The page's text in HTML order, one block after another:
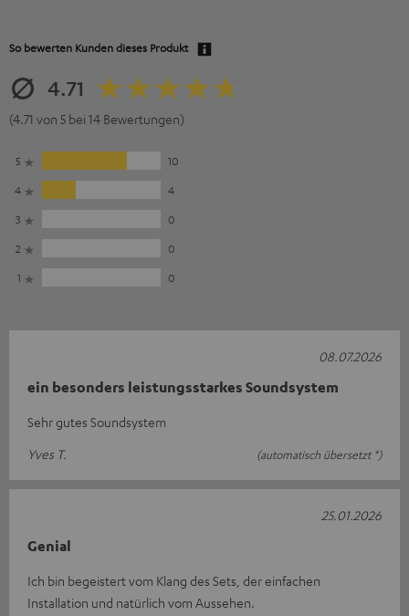
So bewerten Kunden dieses Produkt
4.71
(4.71 von 5 bei 14 Bewertungen)
5
10
4
4
3
0
2
0
1
0
ein besonders leistungsstarkes Soundsystem
Sehr gutes Soundsystem
Yves T.
(automatisch übersetzt *)
08.07.2026
Genial
Ich bin begeistert vom Klang des Sets, der einfachen
Installation und natürlich vom Aussehen.
25.01.2026